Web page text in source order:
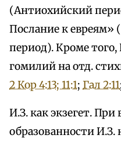
(Антиохийский
Послание к евреям»
период). Кроме
гомилий на отд.
2 Кор 4:13; 11:1; Гал 2:11
И.З. как экзегет.
образованности